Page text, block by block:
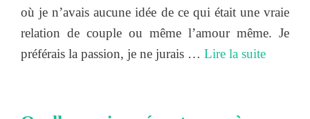
où je n’avais aucune idée de ce qui était une vraie
relation de couple ou même l’amour même. Je
préférais la passion, je ne jurais … Lire la suite